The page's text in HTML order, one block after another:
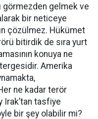
görmezden gelmek ve
bir neticeye
çözülmez. Hükümet
bitirdik de sıra yurt
konuya ne
Amerika
ne kadar terör
tasfiye
bir şey olabilir mi?